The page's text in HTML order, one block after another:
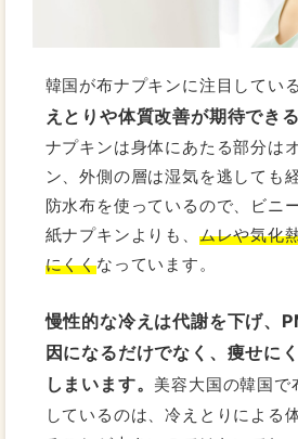
韓国が布ナプキンに注目してい
えとりや体質改善が期待でき
ナプキンは身体にあたる部分は
ン、外側の層は湿気を逃しても
防水布を使っているので、ビニ
紙ナプキンよりも、 ムレや気化
にくくなっています。
慢性的な冷えは代謝を下げ、
因になるだけでなく、痩せに
しまいます。 美容大国の韓国で
しているのは、冷えとりによる